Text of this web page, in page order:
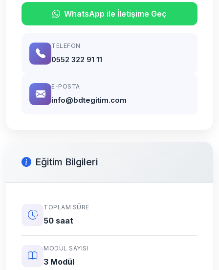
WhatsApp ile İletişime Geç
TELEFON
0552 322 91 11
E-POSTA
info@bdtegitim.com
Eğitim Bilgileri
TOPLAM SÜRE
50 saat
MODÜL SAYISI
3 Modül